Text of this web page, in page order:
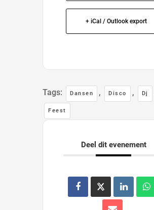
+ iCal / Outlook export
Tags: Dansen , Disco , Dj
Feest
Deel dit evenement